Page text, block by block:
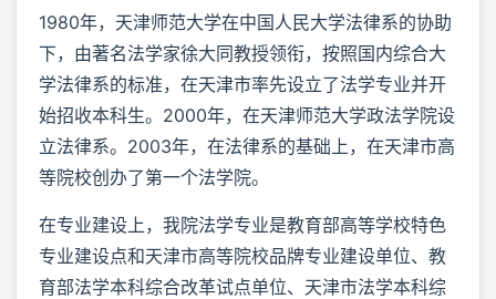
1980年，天津师范大学在中国人民大学法律系的协助
下，由著名法学家徐大同教授领衔，按照国内综合大
学法律系的标准，在天津市率先设立了法学专业并开
始招收本科生。2000年，在天津师范大学政法学院设
立法律系。2003年，在法律系的基础上，在天津市高
等院校创办了第一个法学院。
在专业建设上，我院法学专业是教育部高等学校特色
专业建设点和天津市高等院校品牌专业建设单位、教
育部法学本科综合改革试点单位、天津市法学本科综